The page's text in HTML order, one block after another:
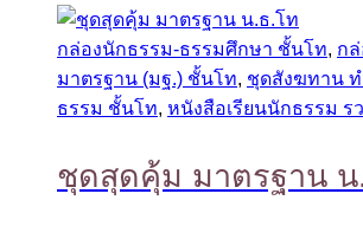
กล่องนักธรรม-ธรรมศึกษา ชั้นโท, ก
มาตรฐาน (มฐ.) ชั้นโท, ชุดสังฆทาน
ธรรม ชั้นโท, หนังสือเรียนนักธรรม ร
ชุดสุดคุ้ม มาตรฐาน น